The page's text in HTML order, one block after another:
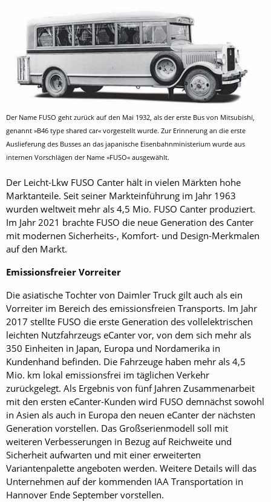
Der Name FUSO geht zurück auf den Mai 1932, als der erste Bus von Mitsubishi,
genannt »B46 type shared car« vorgestellt wurde. Zur Erinnerung an die erste
Auslieferung des Busses an das japanische Eisenbahnministerium wurde aus
internen Vorschlägen der Name »FUSO« ausgewählt.
Der Leicht-Lkw FUSO Canter hält in vielen Märkten hohe
Marktanteile. Seit seiner Markteinführung im Jahr 1963
wurden weltweit mehr als 4,5 Mio. FUSO Canter produziert.
Im Jahr 2021 brachte FUSO die neue Generation des Canter
mit modernen Sicherheits-, Komfort- und Design-Merkmalen
auf den Markt.
Emissionsfreier Vorreiter
Die asiatische Tochter von Daimler Truck gilt auch als ein
Vorreiter im Bereich des emissionsfreien Transports. Im Jahr
2017 stellte FUSO die erste Generation des voll­elektrischen
leichten Nutzfahrzeugs eCanter vor, von dem sich mehr als
350 Einheiten in Japan, Europa und Nordamerika in
Kundenhand befinden. Die Fahrzeuge haben mehr als 4,5
Mio. km lokal emissionsfrei im täglichen Verkehr
zurückgelegt. Als Ergebnis von fünf Jahren Zusammenarbeit
mit den ersten eCanter-Kunden wird FUSO demnächst sowohl
in Asien als auch in Europa den neuen eCanter der nächsten
Generation vorstellen. Das Großserienmodell soll mit
weiteren Verbesserungen in Bezug auf Reichweite und
Sicherheit aufwarten und mit einer erweiterten
Variantenpalette angeboten werden. Weitere Details will das
Unternehmen auf der kommenden IAA Transportation in
Hannover Ende September vorstellen.